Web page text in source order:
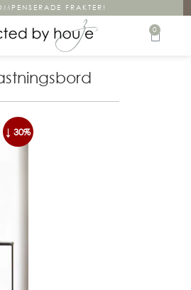
FRAKTER!
0
↓ 30%